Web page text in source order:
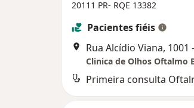
20111 PR- RQE 13382
Pacientes fiéis
Clinica de Olhos Oftalmo
Primeira consulta